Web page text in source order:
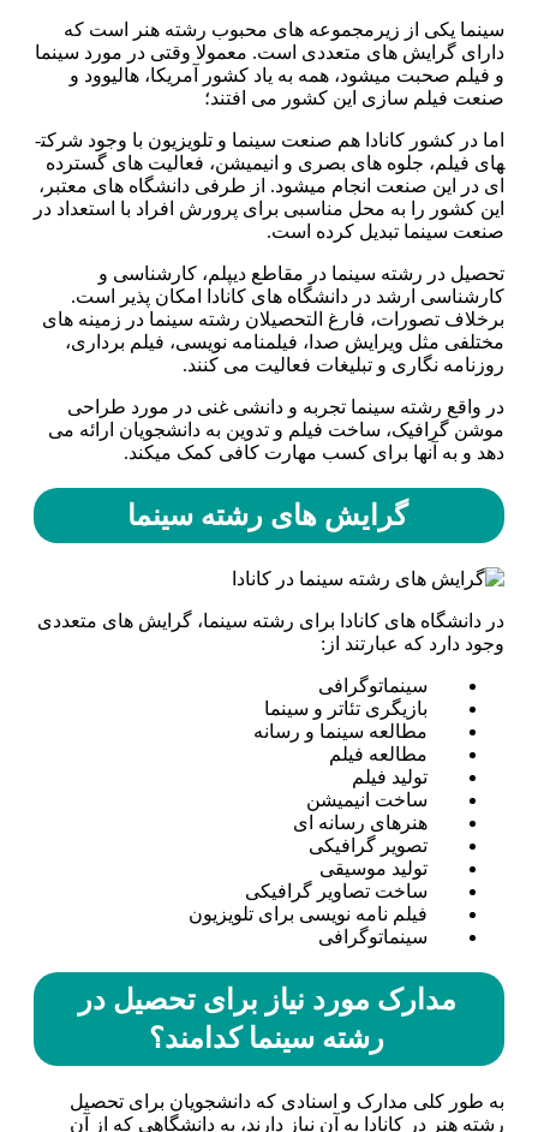
سینما یکی از زیرمجموعه های محبوب رشته هنر است که
دارای گرایش ­های متعددی است. معمولا وقتی در مورد سینما
و فیلم صحبت می­شود، همه به یاد کشور آمریکا، هالیوود و
صنعت فیلم ­سازی این کشور می افتند؛
اما در کشور کانادا هم صنعت سینما و تلویزیون با وجود شرکت­
های فیلم، جلوه­ های بصری و انیمیشن، فعالیت های گسترده
ای در این صنعت انجام می­شود. از طرفی دانشگاه ­های معتبر،
این کشور را به محل مناسبی برای پرورش افراد با استعداد در
صنعت سینما تبدیل کرده است.
تحصیل در رشته سینما در مقاطع دیپلم، کارشناسی و
کارشناسی ارشد در دانشگاه ­های کانادا امکان پذیر است.
برخلاف تصورات، فارغ التحصیلان رشته سینما در زمینه های
مختلفی مثل ویرایش صدا، فیلمنامه نویسی، فیلم برداری،
روزنامه نگاری و تبلیغات فعالیت می کنند.
در واقع رشته سینما تجربه و دانشی غنی در مورد طراحی
موشن گرافیک، ساخت فیلم و تدوین به دانشجویان ارائه می
دهد و به آن­ها برای کسب مهارت کافی کمک می­کند.
گرایش ­های رشته سینما
در دانشگاه­ های کانادا برای رشته سینما، گرایش­ های متعددی
وجود دارد که عبارتند از:
سینماتوگرافی
بازیگری تئاتر و سینما
مطالعه سینما و رسانه
مطالعه فیلم
تولید فیلم
ساخت انیمیشن
هنرهای رسانه ای
تصویر گرافیکی
تولید موسیقی
ساخت تصاویر گرافیکی
فیلم نامه نویسی برای تلویزیون
سینماتوگرافی
مدارک مورد نیاز برای تحصیل در
رشته سینما کدامند؟
به طور کلی مدارک و اسنادی که دانشجویان برای تحصیل
رشته هنر در کانادا به آن نیاز دارند، به دانشگاهی که از آن